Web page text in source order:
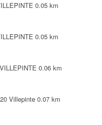
0.05 km
0.05 km
0.06 km
Villepinte 0.07 km